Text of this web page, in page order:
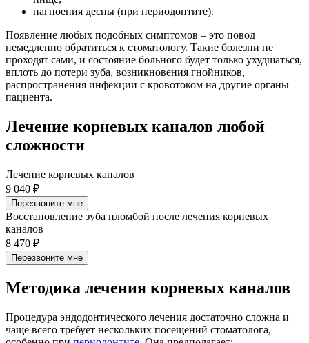
нагноения десны (при периодонтите).
Появление любых подобных симптомов – это повод
немедленно обратиться к стоматологу. Такие болезни не
проходят сами, и состояние больного будет только ухудшаться,
вплоть до потери зуба, возникновения гнойников,
распространения инфекции с кровотоком на другие органы
пациента.
Лечение корневых каналов любой
сложности
Лечение корневых каналов
9 040 ₽
Перезвоните мне
Восстановление зуба пломбой после лечения корневых
каналов
8 470 ₽
Перезвоните мне
Методика лечения корневых каналов
Процедура эндодонтического лечения достаточно сложна и
чаще всего требует нескольких посещений стоматолога,